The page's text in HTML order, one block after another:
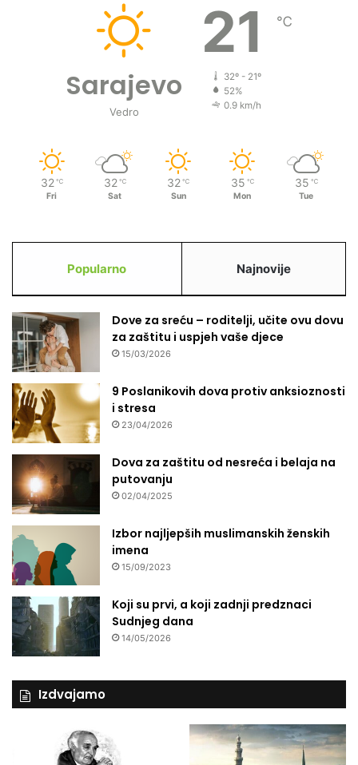
Sarajevo
Vedro
21 ℃
32º - 21º
52%
0.9 km/h
32 ℃
Fri
32 ℃
Sat
32 ℃
Sun
35 ℃
Mon
35 ℃
Tue
Popularno Najnovije
Dove za sreću – roditelji, učite ovu dovu
za zaštitu i uspjeh vaše djece
15/03/2026
9 Poslanikovih dova protiv anksioznosti
i stresa
23/04/2026
Dova za zaštitu od nesreća i belaja na
putovanju
02/04/2025
Izbor najljepših muslimanskih ženskih
imena
15/09/2023
Koji su prvi, a koji zadnji predznaci
Sudnjeg dana
14/05/2026
Izdvajamo